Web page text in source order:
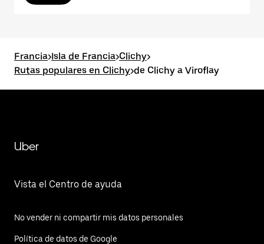
Francia>Isla de Francia>Clichy>
Rutas populares en Clichy>de Clichy a Viroflay
Uber
Vista el Centro de ayuda
No vender ni compartir mis datos personales
Política de datos de Google